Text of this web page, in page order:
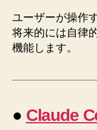
ユーザーが操作
将来的には自律
機能します。
● Claude